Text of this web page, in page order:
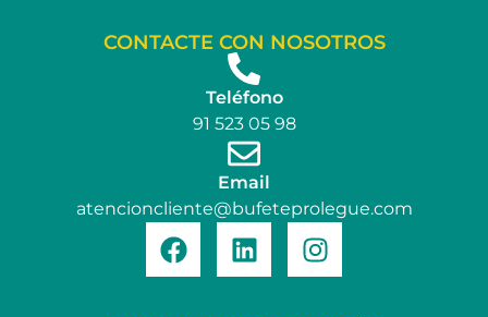
CONTACTE CON NOSOTROS
Teléfono
91 523 05 98
Email
atencioncliente@bufeteprolegue.com